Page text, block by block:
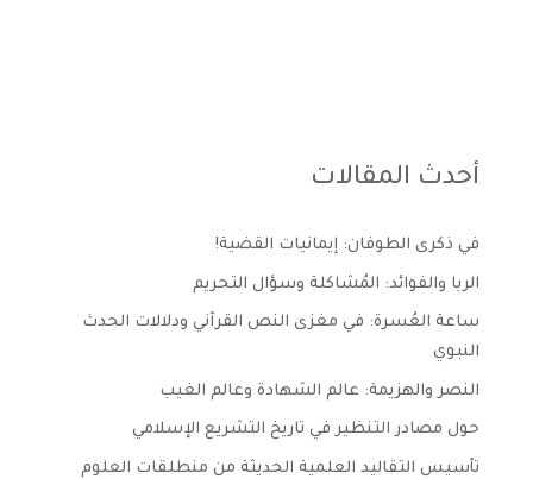
أحدث المقالات
في ذكرى الطوفان: إيمانيات القضية!
الربا والفوائد: المُشاكلة وسؤال التحريم
ساعة العُسرة: في مغزى النص القرآني ودلالات الحدث
النبوي
النصر والهزيمة: عالم الشهادة وعالم الغيب
حول مصادر التنظير في تاريخ التشريع الإسلامي
تأسيس التقاليد العلمية الحديثة من منطلقات العلوم